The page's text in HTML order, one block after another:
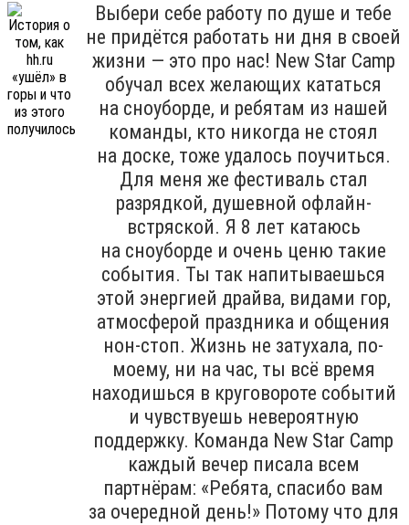
Выбери себе работу по душе и тебе
не придётся работать ни дня в своей
жизни — это про нас! New Star Camp
обучал всех желающих кататься
на сноуборде, и ребятам из нашей
команды, кто никогда не стоял
на доске, тоже удалось поучиться.
Для меня же фестиваль стал
разрядкой, душевной офлайн-
встряской. Я 8 лет катаюсь
на сноуборде и очень ценю такие
события. Ты так напитываешься
этой энергией драйва, видами гор,
атмосферой праздника и общения
нон-стоп. Жизнь не затухала, по-
моему, ни на час, ты всё время
находишься в круговороте событий
и чувствуешь невероятную
поддержку. Команда New Star Camp
каждый вечер писала всем
партнёрам: «Ребята, спасибо вам
за очередной день!» Потому что для